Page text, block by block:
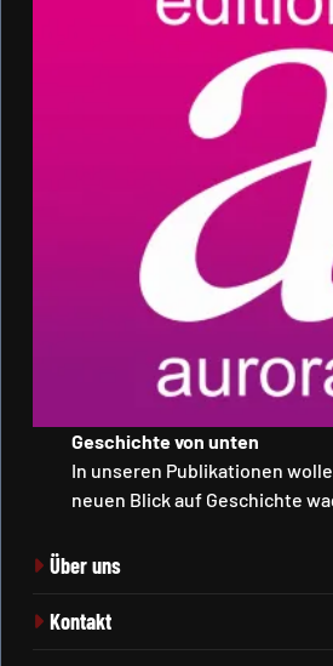
Geschichte von unten
In unseren Publikationen
neuen Blick auf Geschichte
Über uns
Kontakt